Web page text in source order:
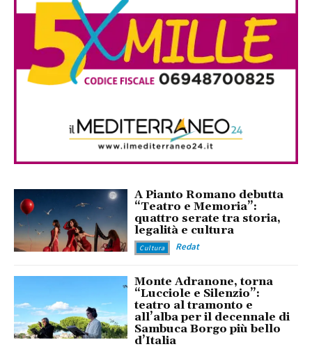
A Pianto Romano debutta
“Teatro e Memoria”:
quattro serate tra storia,
legalità e cultura
Cultura Redat
Monte Adranone, torna
“Lucciole e Silenzio”:
teatro al tramonto e
all’alba per il decennale di
Sambuca Borgo più bello
d’Italia